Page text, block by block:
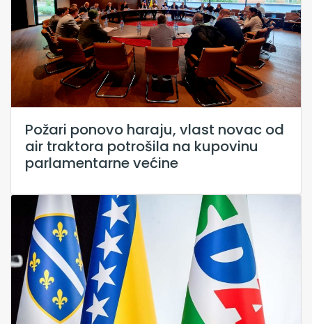
Požari ponovo haraju, vlast novac od
air traktora potrošila na kupovinu
parlamentarne većine